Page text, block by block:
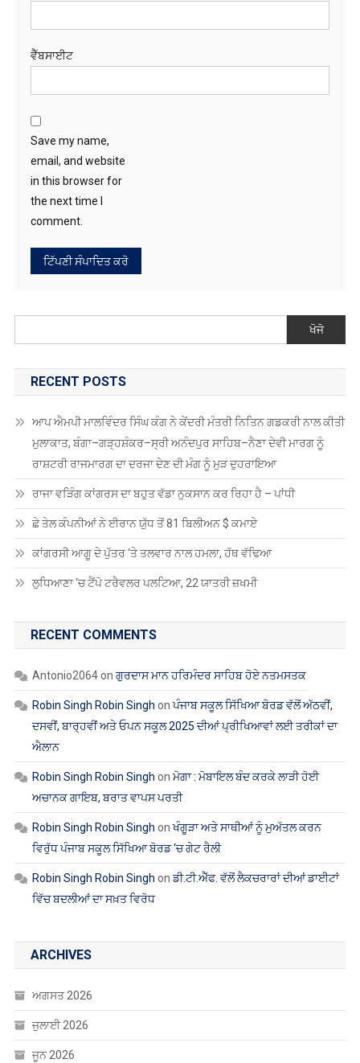
RECENT POSTS
ਮੁਲਾਕਾਤ, ਬੰਗਾ–ਗੜ੍ਹਸ਼ੰਕਰ–ਸ੍ਰੀ ਅਨੰਦਪੁਰ ਸਾਹਿਬ–ਨੈਣਾ ਦੇਵੀ ਮਾਰਗ ਨੂੰ
ਕਾਂਗਰਸੀ ਆਗੂ ਦੇ ਪੁੱਤਰ ‘ਤੇ ਤਲਵਾਰ ਨਾਲ ਹਮਲਾ, ਹੱਥ ਵੱਢਿਆ
ਲੁਧਿਆਣਾ ‘ਚ ਟੈਂਪੋ ਟਰੈਵਲਰ ਪਲਟਿਆ, 22 ਯਾਤਰੀ ਜ਼ਖਮੀ
RECENT COMMENTS
Antonio2064onਗੁਰਦਾਸ ਮਾਨ ਹਰਿਮੰਦਰ ਸਾਹਿਬ ਹੋਏ ਨਤਮਸਤਕ
Robin Singh Robin Singhonਪੰਜਾਬ ਸਕੂਲ ਸਿੱਖਿਆ ਬੋਰਡ ਵੱਲੋਂ ਅੱਠਵੀਂ,
ਦਸਵੀਂ, ਬਾਰ੍ਹਵੀਂ ਅਤੇ ਓਪਨ ਸਕੂਲ 2025 ਦੀਆਂ ਪ੍ਰੀਖਿਆਵਾਂ ਲਈ ਤਰੀਕਾਂ ਦਾ
Robin Singh Robin Singh
ਮੋਗਾ : ਮੋਬਾਇਲ ਬੰਦ ਕਰਕੇ ਲਾੜੀ ਹੋਈ
Robin Singh Robin Singhon
Robin Singh Robin Singhonਡੀ.ਟੀ.ਐੱਫ. ਵੱਲੋਂ ਲੈਕਚਰਾਰਾਂ ਦੀਆਂ ਡਾਈਟਾਂ
ਵਿੱਚ ਬਦਲੀਆਂ ਦਾ ਸਖ਼ਤ ਵਿਰੋਧ
ARCHIVES
ਅਗਸਤ 2026
ਜੁਲਾਈ 2026
ਜੂਨ 2026
ਮਈ 2026
ਮਾਰਚ 2026
ਫਰਵਰੀ 2026
ਜਨਵਰੀ 2026
ਦਸੰਬਰ 2025